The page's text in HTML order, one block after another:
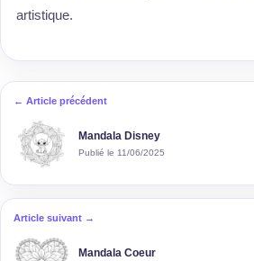
artistique.
← Article précédent
Mandala Disney
Publié le 11/06/2025
Article suivant →
Mandala Coeur